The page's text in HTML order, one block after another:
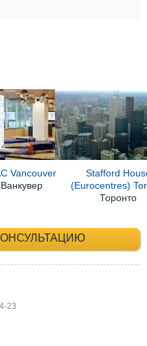
Vancouver
Ванкувер
Stafford
(Eurocentres)
Торонто
(495) 660-35-
23